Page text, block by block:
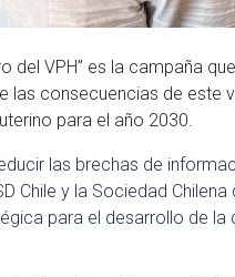
del VPH” es la campaña
las consecuencias de este
para el año 2030.
las brechas de
Chile y la Sociedad
para el desarrollo de la